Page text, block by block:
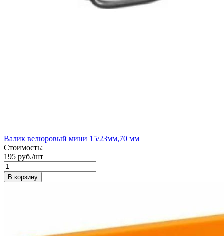
Валик велюровый мини 15/23мм,70 мм
Стоимость:
195 руб./шт
В корзину